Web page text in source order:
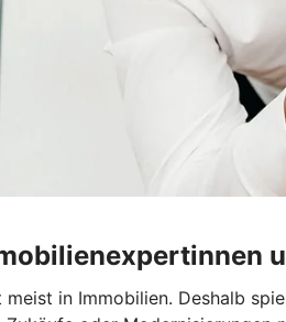
in Immobilien. Deshalb